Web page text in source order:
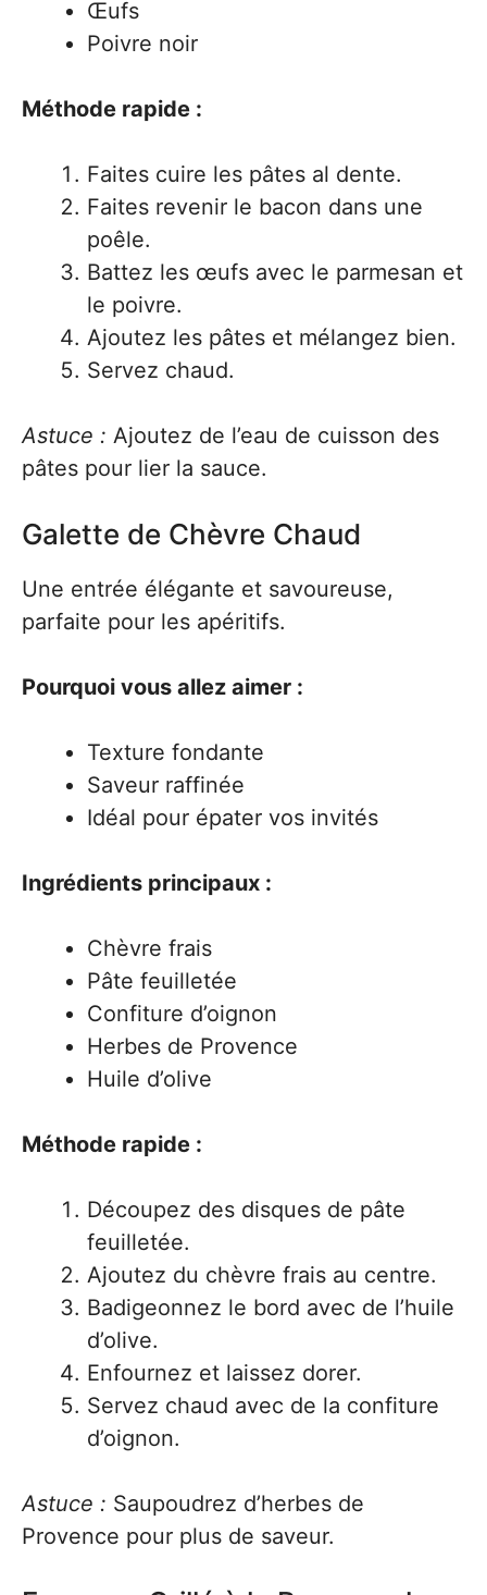
Œufs
Poivre noir
Méthode rapide :
Faites cuire les pâtes al dente.
Faites revenir le bacon dans une
poêle.
Battez les œufs avec le parmesan et
le poivre.
Ajoutez les pâtes et mélangez bien.
Servez chaud.
Astuce : Ajoutez de l’eau de cuisson des
pâtes pour lier la sauce.
Galette de Chèvre Chaud
Une entrée élégante et savoureuse,
parfaite pour les apéritifs.
Pourquoi vous allez aimer :
Texture fondante
Saveur raffinée
Idéal pour épater vos invités
Ingrédients principaux :
Chèvre frais
Pâte feuilletée
Confiture d’oignon
Herbes de Provence
Huile d’olive
Méthode rapide :
Découpez des disques de pâte
feuilletée.
Ajoutez du chèvre frais au centre.
Badigeonnez le bord avec de l’huile
d’olive.
Enfournez et laissez dorer.
Servez chaud avec de la confiture
d’oignon.
Astuce : Saupoudrez d’herbes de
Provence pour plus de saveur.